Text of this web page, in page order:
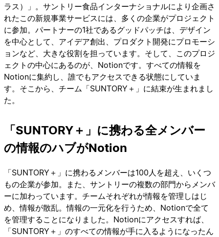
ラス）」。サントリー食品インターナショナルにより企画さ
れたこの新規事業サービスには、多くの企業がプロジェクト
に参加。パートナーの1社であるグッドパッチは、デザイン
を中心として、アイデア創出、プロダクト開発にプロモーシ
ョンなど、大きな役割を担っています。そして、このプロジ
ェクトの中心にあるのが、Notionです。すべての情報を
Notionに集約し、誰でもアクセスできる状態にしていま
す。そこから、チーム「SUNTORY＋」に結束が生まれまし
た。
「SUNTORY＋」に携わる全メンバー
の情報のハブがNotion
「SUNTORY＋」に携わるメンバーは100人を超え、いくつ
もの企業が参加。また、サントリーの複数の部門からメンバ
ーに加わっています。チームそれぞれが情報を管理しはじ
め、情報が散乱。情報の一元化を行うため、Notionで全て
を管理することになりました。Notionにアクセスすれば、
「SUNTORY＋」のすべての情報が手に入るようになったん